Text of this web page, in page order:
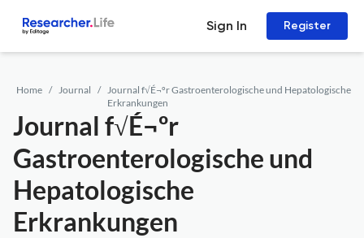
Sign In Register
Home Journal
Journal f√É¬ºr Gastroenterologische und Hepatologische
Erkrankungen
Journal f√É¬ºr
Gastroenterologische und
Hepatologische
Erkrankungen